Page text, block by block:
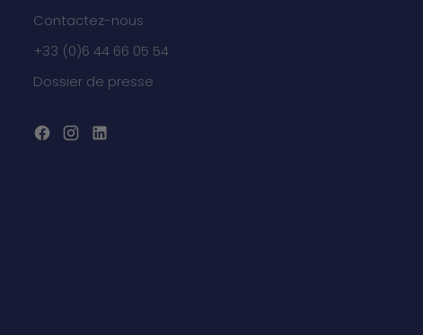
Contactez-nous
+33 (0)6 44 66 05 54
Dossier de presse